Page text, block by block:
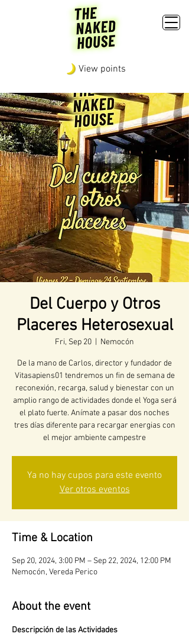
View points
Del Cuerpo y Otros
Placeres Heterosexual
Fri, Sep 20 Nemocón
De la mano de Carlos, director y fundador de
Vitasapiens01 tendremos un fin de semana de
reconexión, recarga, salud y bienestar con un
amplio rango de actividades donde el Yoga será
el plato fuerte. Anímate a pasar dos noches
tres días diferente para recargar energias con
el mejor ambiente campestre
Ya no hay cupos para este evento
Ver otros eventos
Time & Location
Sep 20, 2024, 3:00 PM – Sep 22, 2024, 12:00 PM
Nemocón, Vereda Perico
About the event
Descripción de las Actividades